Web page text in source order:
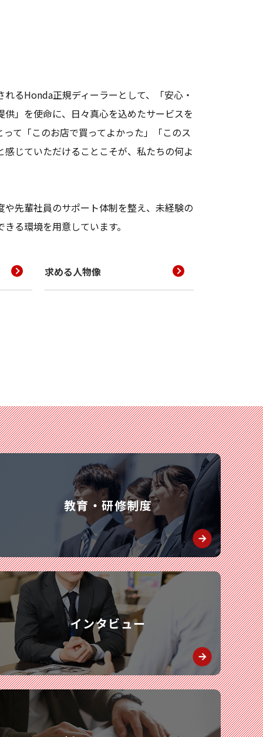
るHonda正規ディーラーとして、「安心・
」を使命に、日々真心を込めたサービスを
て「このお店で買ってよかった」「このス
じていただけることこそが、私たちの何よ
先輩社員のサポート体制を整え、未経験の
る環境を用意しています。
求める人物像
教育・研修制度
インタビュー